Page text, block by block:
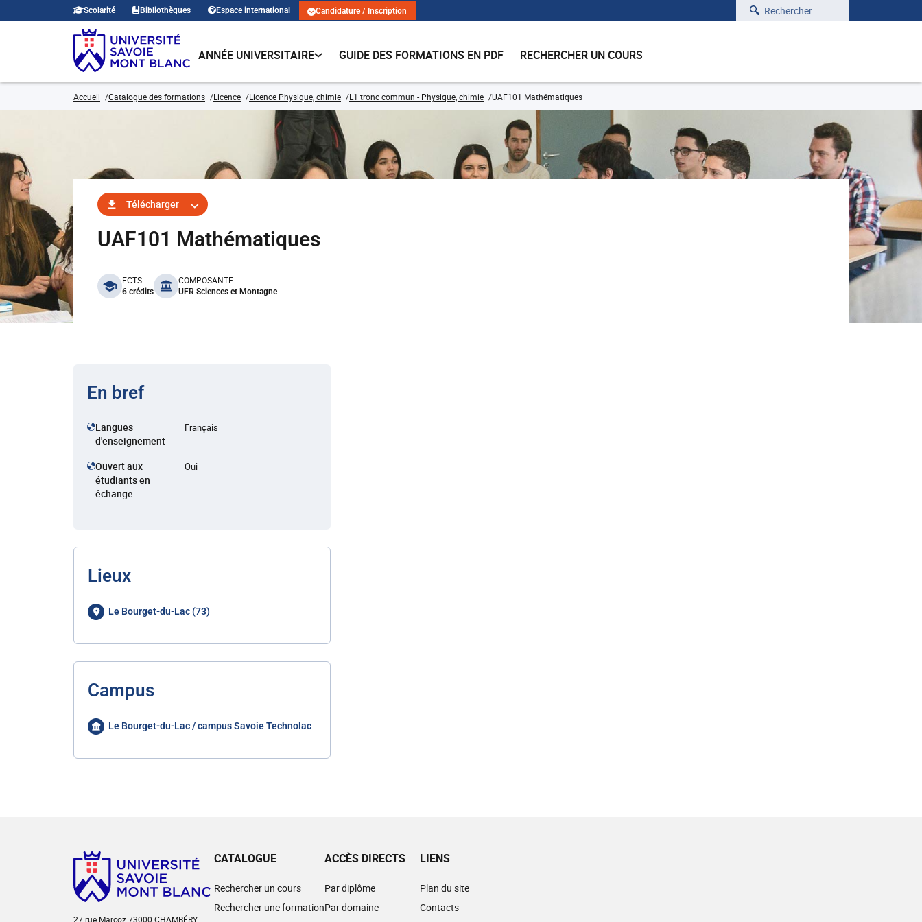
Scolarité Bibliothèques Espace international Candidature / Inscription Rechercher
ANNÉE UNIVERSITAIRE GUIDE DES FORMATIONS EN PDF RECHERCHER UN COURS
Accueil Catalogue des formations Licence Licence Physique, chimie L1 tronc commun - Physique, chimie UAF101 Mathématiques
Télécharger
UAF101 Mathématiques
benefits
ECTS
6 crédits
COMPOSANTE
UFR Sciences et Montagne
En bref
Langues
d'enseignement
Français
Ouvert aux
étudiants en
échange
Oui
Lieux
Le Bourget-du-Lac (73)
Campus
Le Bourget-du-Lac / campus Savoie Technolac
27 rue Marcoz 73000 CHAMBÉRY
CATALOGUE
Rechercher un cours
Rechercher une formation
ACCÈS DIRECTS
Par diplôme
Par domaine
LIENS
Plan du site
Contacts